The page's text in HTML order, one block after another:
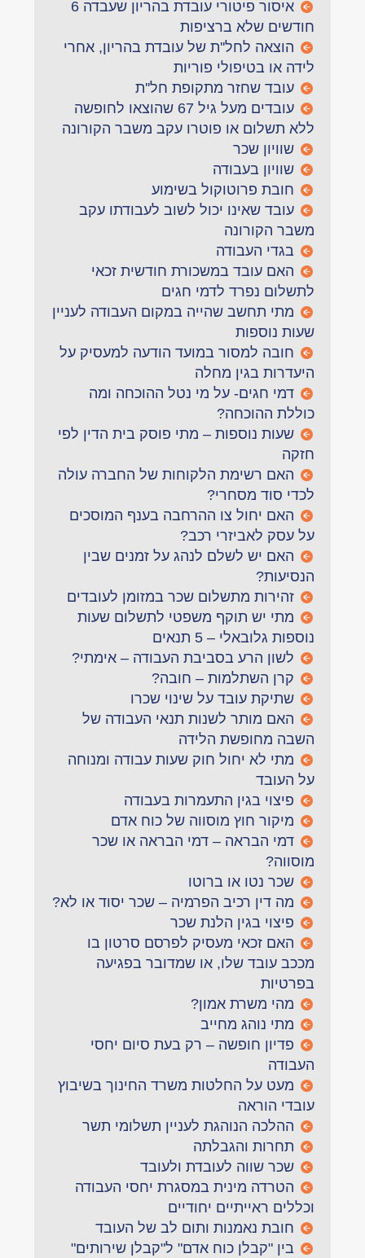
איסור פיטורי עובדת בהריון שעבדה 6
חודשים שלא ברציפות
הוצאה לחל''ת של עובדת בהריון, אחרי
לידה או בטיפולי פוריות
עובד שחזר מתקופת חל''ת
עובדים מעל גיל 67 שהוצאו לחופשה
ללא תשלום או פוטרו עקב משבר הקורונה
שוויון שכר
שוויון בעבודה
חובת פרוטוקול בשימוע
עובד שאינו יכול לשוב לעבודתו עקב
משבר הקורונה
בגדי העבודה
האם עובד במשכורת חודשית זכאי
לתשלום נפרד לדמי חגים
מתי תחשב שהייה במקום העבודה לעניין
שעות נוספות
חובה למסור במועד הודעה למעסיק על
היעדרות בגין מחלה
דמי חגים- על מי נטל ההוכחה ומה
כוללת ההוכחה?
שעות נוספות – מתי פוסק בית הדין לפי
חזקה
האם רשימת הלקוחות של החברה עולה
לכדי סוד מסחרי?
האם יחול צו ההרחבה בענף המוסכים
על עסק לאביזרי רכב?
האם יש לשלם לנהג על זמנים שבין
הנסיעות?
זהירות מתשלום שכר במזומן לעובדים
מתי יש תוקף משפטי לתשלום שעות
נוספות גלובאלי – 5 תנאים
לשון הרע בסביבת העבודה – אימתי?
קרן השתלמות – חובה?
שתיקת עובד על שינוי שכרו
האם מותר לשנות תנאי העבודה של
השבה מחופשת הלידה
מתי לא יחול חוק שעות עבודה ומנוחה
על העובד
פיצוי בגין התעמרות בעבודה
מיקור חוץ מוסווה של כוח אדם
דמי הבראה – דמי הבראה או שכר
מוסווה?
שכר נטו או ברוטו
מה דין רכיב הפרמיה – שכר יסוד או לא?
פיצוי בגין הלנת שכר
האם זכאי מעסיק לפרסם סרטון בו
מככב עובד שלו, או שמדובר בפגיעה
בפרטיות
מהי משרת אמון?
מתי נוהג מחייב
פדיון חופשה – רק בעת סיום יחסי
העבודה
מעט על החלטות משרד החינוך בשיבוץ
עובדי הוראה
ההלכה הנוהגת לעניין תשלומי תשר
תחרות והגבלתה
שכר שווה לעובדת ולעובד
הטרדה מינית במסגרת יחסי העבודה
וכללים ראייתיים יחודיים
חובת נאמנות ותום לב של העובד
בין "קבלן כוח אדם" ל"קבלן שירותים"